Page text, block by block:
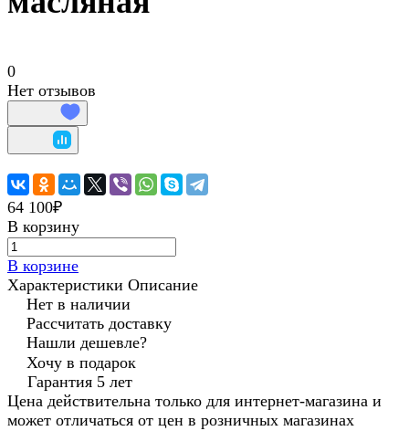
0
Нет отзывов
64 100₽
В корзину
В корзине
Характеристики Описание
Нет в наличии
Рассчитать доставку
Нашли дешевле?
Хочу в подарок
Гарантия 5 лет
Цена действительна только для интернет-магазина и
может отличаться от цен в розничных магазинах